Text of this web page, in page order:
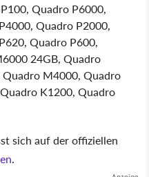
Quadro P6000,
Quadro P2000,
Quadro P600,
24GB, Quadro
M4000, Quadro
K1200, Quadro
sich auf der offiziellen
.